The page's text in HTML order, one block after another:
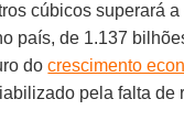
cúbicos superará
país, de 1.137
docrescimento
pela falta de